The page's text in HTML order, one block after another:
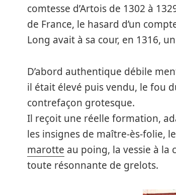
comtesse d’Artois de 1302 à
de France, le hasard d’un
Long avait à sa cour, en 1316,
D’abord authentique débile
il était élevé puis vendu, le fou
contrefaçon grotesque.
Il reçoit une réelle formation,
les insignes de maître-ès-folie,
marotte au poing, la vessie à la
toute résonnante de grelots.